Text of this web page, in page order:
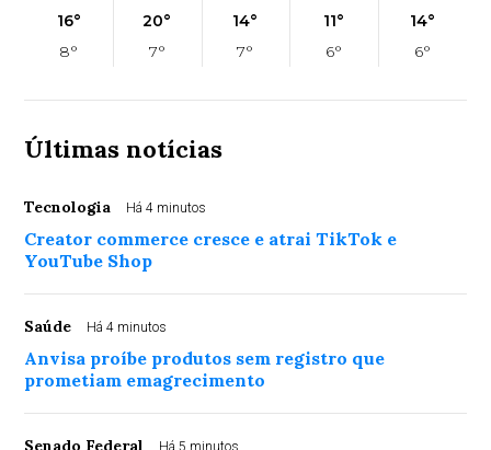
16°
8°
20°
7°
14°
7°
11°
6°
14°
6°
Últimas notícias
Tecnologia Há 4 minutos
Creator commerce cresce e atrai TikTok e
YouTube Shop
Saúde Há 4 minutos
Anvisa proíbe produtos sem registro que
prometiam emagrecimento
Senado Federal